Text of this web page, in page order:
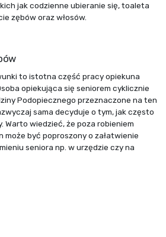
jak codzienne ubieranie się, toaleta
zębów oraz włosów.
to istotna część pracy opiekuna
opiekująca się seniorem cyklicznie
Podopiecznego przeznaczone na ten
sama decyduje o tym, jak często
Warto wiedzieć, że poza robieniem
może być poproszony o załatwienie
seniora np. w urzędzie czy na